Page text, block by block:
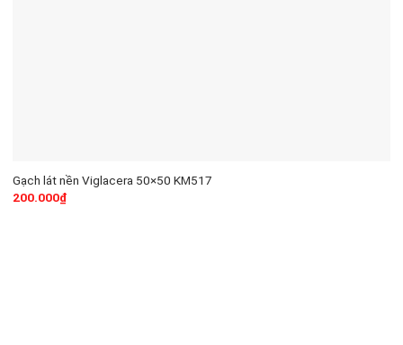
Gạch lát nền Viglacera 50×50 KM517
200.000₫